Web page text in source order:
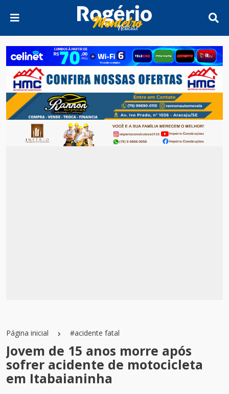
Página inicial #acidente fatal
Jovem de 15 anos morre após
sofrer acidente de motocicleta
em Itabaianinha